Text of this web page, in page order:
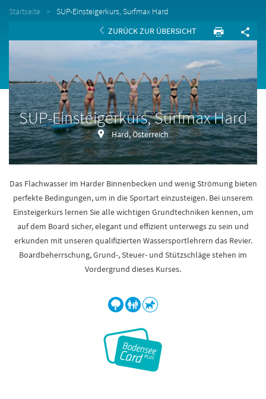
Startseite
SUP-Einsteigerkurs, Surfmax Hard
ZURÜCK ZUR ÜBERSICHT
SUP-Einsteigerkurs, Surfmax Hard
Hard, Österreich
Das Flachwasser im Harder Binnenbecken und wenig Strömung bieten
perfekte Bedingungen, um in die Sportart einzusteigen. Bei unserem
Einsteigerkurs lernen Sie alle wichtigen Grundtechniken kennen, um
auf dem Board sicher, elegant und effizient unterwegs zu sein und
erkunden mit unseren qualifizierten Wassersportlehrern das Revier.
Boardbeherrschung, Grund-, Steuer- und Stützschläge stehen im
Vordergrund dieses Kurses.